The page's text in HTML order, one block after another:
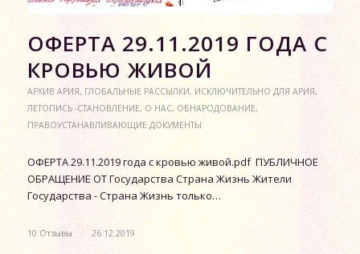
ОФЕРТА 29.11.2019 ГОДА С
КРОВЬЮ ЖИВОЙ
АРХИВ АРИЯ, ГЛОБАЛЬНЫЕ РАССЫЛКИ,ИСКЛЮЧИТЕЛЬНО ДЛЯ АРИЯ,
ЛЕТОПИСЬ -СТАНОВЛЕНИЕ,О НАС,ОБНАРОДОВАНИЕ,
ПРАВОУСТАНАВЛИВАЮЩИЕ ДОКУМЕНТЫ
ОФЕРТА 29.11.2019 года с кровью живой.pdf ПУБЛИЧНОЕ
ОБРАЩЕНИЕ ОТ Государства Страна Жизнь Жители
Государства - Страна Жизнь только…
10 Отзывы / 26.12.2019